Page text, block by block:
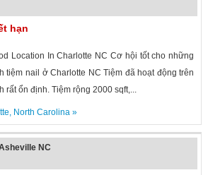
hạn
Location In Charlotte NC Cơ hội tốt cho những
tiệm nail ở Charlotte NC Tiệm đã hoạt động trên
rất ổn định. Tiệm rộng 2000 sqft,...
, North Carolina»
NC